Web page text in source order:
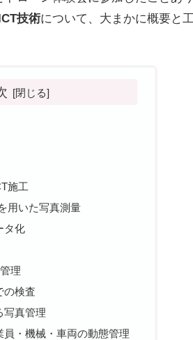
技術について、大まかに概要と
施工
用いた写真測量
タ化
理
の検査
写真管理
員・機械・車両の動態管理